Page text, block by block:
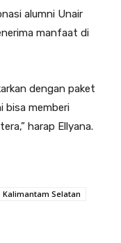
alumni Unair
manfaat di
dengan paket
bisa memberi
harap Ellyana.
Kalimantam Selatan